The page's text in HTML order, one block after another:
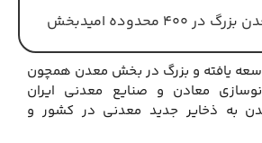
یافته و بزرگ در بخش معدن همچون
معادن و صنایع معدنی ایران
به ذخایر جدید معدنی در کشور و